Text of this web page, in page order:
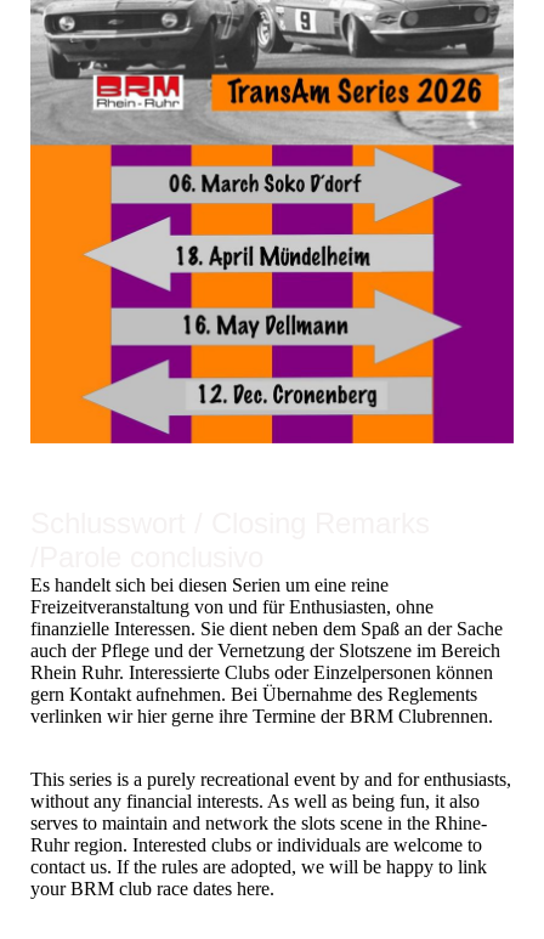
Es handelt sich bei diesen Serien um eine reine
Freizeitveranstaltung von und für Enthusiasten, ohne
finanzielle Interessen. Sie dient neben dem Spaß an der Sache
auch der Pflege und der Vernetzung der Slotszene im Bereich
Rhein Ruhr. Interessierte Clubs oder Einzelpersonen können
gern Kontakt aufnehmen. Bei Übernahme des Reglements
verlinken wir hier gerne ihre Termine der BRM Clubrennen.
This series is a purely recreational event by and for enthusiasts,
without any financial interests. As well as being fun, it also
serves to maintain and network the slots scene in the Rhine-
Ruhr region. Interested clubs or individuals are welcome to
contact us. If the rules are adopted, we will be happy to link
your BRM club race dates here.